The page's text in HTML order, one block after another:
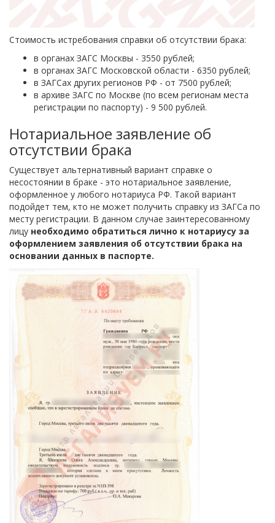
Стоимость истребования справки об отсутствии брака:
в органах ЗАГС Москвы - 3550 рублей;
в органах ЗАГС Московской области - 6350 рублей;
в ЗАГСах других регионов РФ - от 7500 рублей;
в архиве ЗАГС по Москве (по всем регионам места
регистрации по паспорту) - 9 500 рублей.
Нотариальное заявление об
отсутствии брака
Существует альтернативный вариант справке о
несостоянии в браке - это нотариальное заявление,
оформленное у любого нотариуса РФ. Такой вариант
подойдет тем, кто не может получить справку из ЗАГСа по
месту регистрации. В данном случае заинтересованному
лицу необходимо обратиться лично к нотариусу за
оформлением заявления об отсутствии брака на
основании данных в паспорте.